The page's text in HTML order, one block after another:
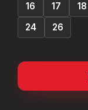
16 17 18
24
26